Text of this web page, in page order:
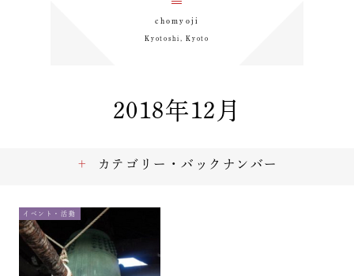
chomyoji
Kyotoshi, Kyoto
2018年12月
イベント・活動
カテゴリー・バックナンバー